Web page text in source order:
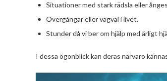
Situationer med stark rädsla eller
Övergångar eller vägval i livet.
Stunder då vi ber om hjälp med ärligt
I dessa ögonblick kan deras närvaro